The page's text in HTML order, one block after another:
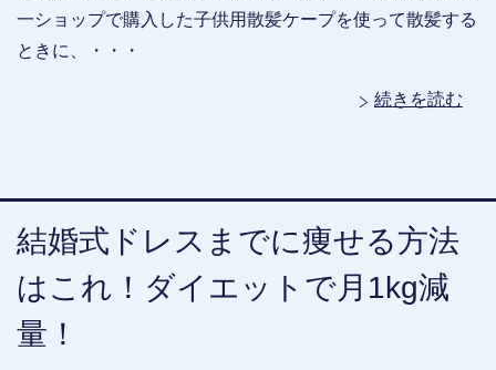
一ショップで購入した子供用散髪ケープを使って散髪する
ときに、・・・
続きを読む
結婚式ドレスまでに痩せる方法
はこれ！ダイエットで月1kg減
量！